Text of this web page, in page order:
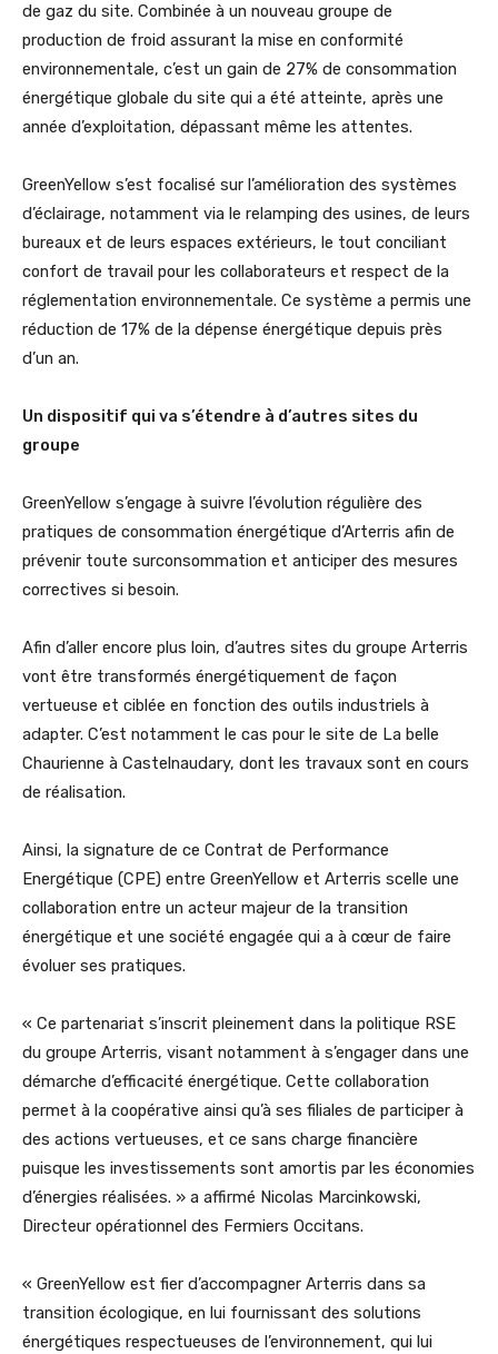
de gaz du site. Combinée à un nouveau groupe de
production de froid assurant la mise en conformité
environnementale, c’est un gain de 27% de consommation
énergétique globale du site qui a été atteinte, après une
année d’exploitation, dépassant même les attentes.
GreenYellow s’est focalisé sur l’amélioration des systèmes
d’éclairage, notamment via le relamping des usines, de leurs
bureaux et de leurs espaces extérieurs, le tout conciliant
confort de travail pour les collaborateurs et respect de la
réglementation environnementale. Ce système a permis une
réduction de 17% de la dépense énergétique depuis près
d’un an.
Un dispositif qui va s’étendre à d’autres sites du
groupe
GreenYellow s’engage à suivre l’évolution régulière des
pratiques de consommation énergétique d’Arterris afin de
prévenir toute surconsommation et anticiper des mesures
correctives si besoin.
Afin d’aller encore plus loin, d’autres sites du groupe Arterris
vont être transformés énergétiquement de façon
vertueuse et ciblée en fonction des outils industriels à
adapter. C’est notamment le cas pour le site de La belle
Chaurienne à Castelnaudary, dont les travaux sont en cours
de réalisation.
Ainsi, la signature de ce Contrat de Performance
Energétique (CPE) entre GreenYellow et Arterris scelle une
collaboration entre un acteur majeur de la transition
énergétique et une société engagée qui a à cœur de faire
évoluer ses pratiques.
« Ce partenariat s’inscrit pleinement dans la politique RSE
du groupe Arterris, visant notamment à s’engager dans une
démarche d’efficacité énergétique. Cette collaboration
permet à la coopérative ainsi qu’à ses filiales de participer à
des actions vertueuses, et ce sans charge financière
puisque les investissements sont amortis par les économies
d’énergies réalisées. » a affirmé Nicolas Marcinkowski,
Directeur opérationnel des Fermiers Occitans.
« GreenYellow est fier d’accompagner Arterris dans sa
transition écologique, en lui fournissant des solutions
énergétiques respectueuses de l’environnement, qui lui